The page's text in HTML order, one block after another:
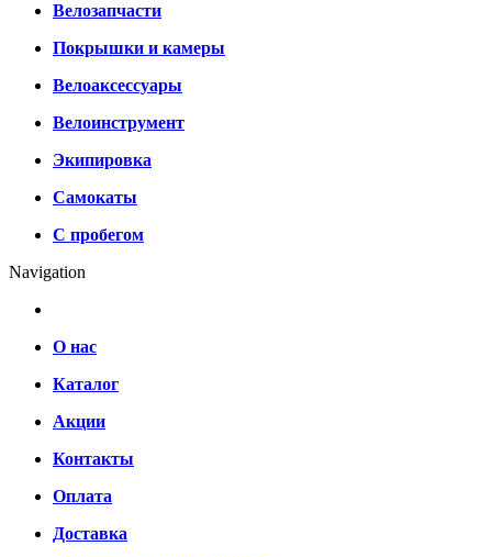
Велозапчасти
Покрышки и камеры
Велоаксессуары
Велоинструмент
Экипировка
Самокаты
С пробегом
Navigation
О нас
Каталог
Акции
Контакты
Оплата
Доставка